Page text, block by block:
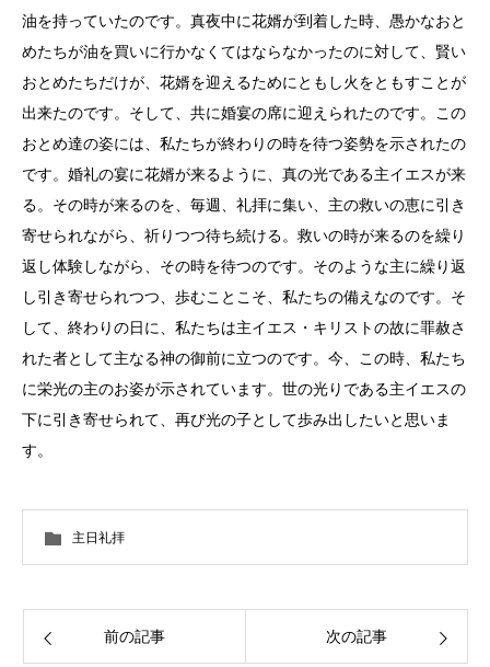
油を持っていたのです。真夜中に花婿が到着した時、愚かなおと
めたちが油を買いに行かなくてはならなかったのに対して、賢い
おとめたちだけが、花婿を迎えるためにともし火をともすことが
出来たのです。そして、共に婚宴の席に迎えられたのです。この
おとめ達の姿には、私たちが終わりの時を待つ姿勢を示されたの
です。婚礼の宴に花婿が来るように、真の光である主イエスが来
る。その時が来るのを、毎週、礼拝に集い、主の救いの恵に引き
寄せられながら、祈りつつ待ち続ける。救いの時が来るのを繰り
返し体験しながら、その時を待つのです。そのような主に繰り返
し引き寄せられつつ、歩むことこそ、私たちの備えなのです。そ
して、終わりの日に、私たちは主イエス・キリストの故に罪赦さ
れた者として主なる神の御前に立つのです。今、この時、私たち
に栄光の主のお姿が示されています。世の光りである主イエスの
下に引き寄せられて、再び光の子として歩み出したいと思いま
す。
主日礼拝
前の記事 次の記事